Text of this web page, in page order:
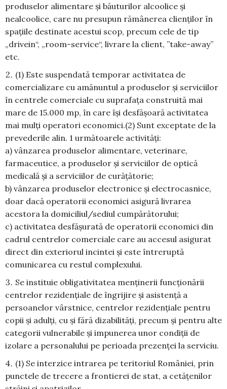
produselor alimentare şi băuturilor alcoolice şi
nealcoolice, care nu presupun rămânerea clienților în
spațiile destinate acestui scop, precum cele de tip
„drivein“, „room-service“, livrare la client, ”take-away”
etc.
(1) Este suspendată temporar activitatea de
comercializare cu amănuntul a produselor şi serviciilor
în centrele comerciale cu suprafața construită mai
mare de 15.000 mp, în care își desfășoară activitatea
mai mulți operatori economici.(2) Sunt exceptate de la
prevederile alin. 1 următoarele activități:
a) vânzarea produselor alimentare, veterinare,
farmaceutice, a produselor și serviciilor de optică
medicală şi a serviciilor de curățătorie;
b) vânzarea produselor electronice și electrocasnice,
doar dacă operatorii economici asigură livrarea
acestora la domiciliul/sediul cumpărătorului;
c) activitatea desfășurată de operatorii economici din
cadrul centrelor comerciale care au accesul asigurat
direct din exteriorul incintei și este întreruptă
comunicarea cu restul complexului.
Se instituie obligativitatea menținerii funcționării
centrelor rezidențiale de îngrijire și asistență a
persoanelor vârstnice, centrelor rezidențiale pentru
copii și adulți, cu și fără dizabilități, precum și pentru alte
categorii vulnerabile și impunerea unor condiții de
izolare a personalului pe perioada prezenței la serviciu.
(1) Se interzice intrarea pe teritoriul României, prin
punctele de trecere a frontierei de stat, a cetățenilor